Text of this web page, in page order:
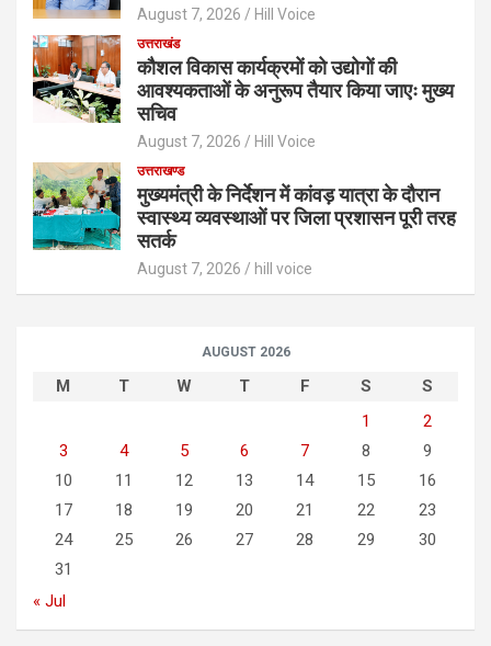
August 7, 2026 Hill Voice
उत्तराखंड
कौशल विकास कार्यक्रमों को उद्योगों की
आवश्यकताओं के अनुरूप तैयार किया जाएः मुख्य
सचिव
August 7, 2026 Hill Voice
उत्तराखण्ड
मुख्यमंत्री के निर्देशन में कांवड़ यात्रा के दौरान
स्वास्थ्य व्यवस्थाओं पर जिला प्रशासन पूरी तरह
सतर्क
August 7, 2026 hill voice
AUGUST 2026
M T W T F S
S
1
2
3
4 5 6 7 8
9
10
11 12 13 14 15
16
17
18 19 20 21 22
23
24
25 26 27 28 29
30
31
« Jul